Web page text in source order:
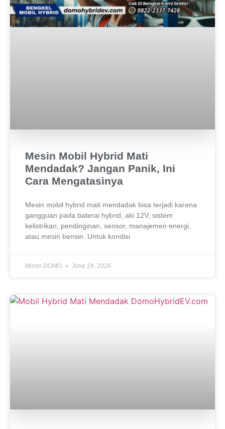
Mesin Mobil Hybrid Mati
Mendadak? Jangan Panik, Ini
Cara Mengatasinya
Mesin mobil hybrid mati mendadak bisa terjadi karena
gangguan pada baterai hybrid, aki 12V, sistem
kelistrikan, pendinginan, sensor, manajemen energi,
atau mesin bensin. Untuk kondisi
Mimin DOMO June 24, 2026